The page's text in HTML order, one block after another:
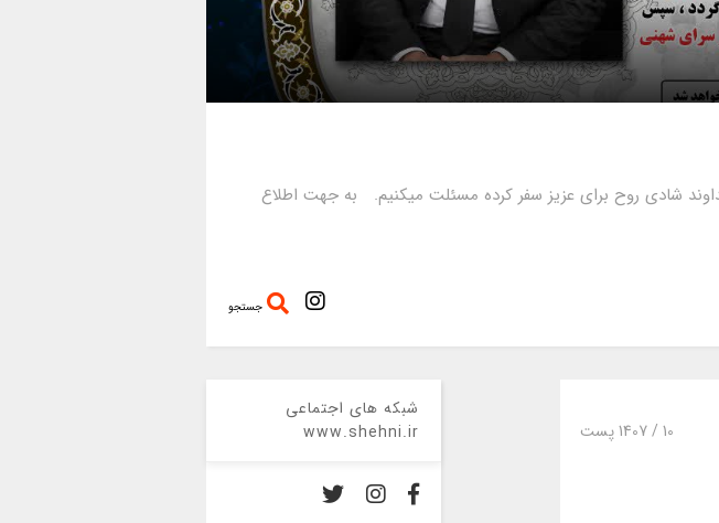
شادی روح برای عزیز سفر کرده مسئلت میکنیم. به جهت اطلاع
جستجو
10 / 1407 پست
شبکه های اجتماعی
www.shehni.ir